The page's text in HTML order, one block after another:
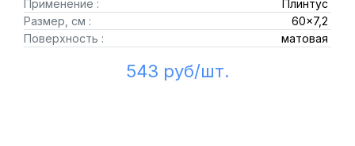
Применение :
Плинтус
Размер, см :
60x7,2
Поверхность :
матовая
543 руб/шт.